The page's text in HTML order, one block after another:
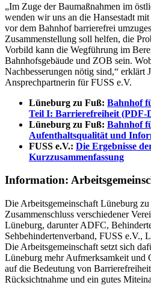
„Im Zuge der Baumaßnahmen im
wenden wir uns an die Hansestadt
vor dem Bahnhof barrierefrei
Zusammenstellung soll helfen, die
Vorbild kann die Wegführung im
Bahnhofsgebäude und ZOB sein.
Nachbesserungen nötig sind,“ erklärt
Ansprechpartnerin für FUSS e.V.
Lüneburg zu Fuß: Bahnhof
Teil I: Barrierefreiheit (PDF-
Lüneburg zu Fuß: Bahnhof
Aufenthaltsqualität und
FUSS e.V.: Die Ergebnisse
Kurzzusammenfassung
Information:
Die Arbeitsgemeinschaft Lüneburg
Zusammenschluss verschiedener
Lüneburg, darunter ADFC,
Sehbehindertenverband, FUSS e.V.,
Die Arbeitsgemeinschaft setzt sich
Lüneburg mehr Aufmerksamkeit und
auf die Bedeutung von
Rücksichtnahme und ein gutes